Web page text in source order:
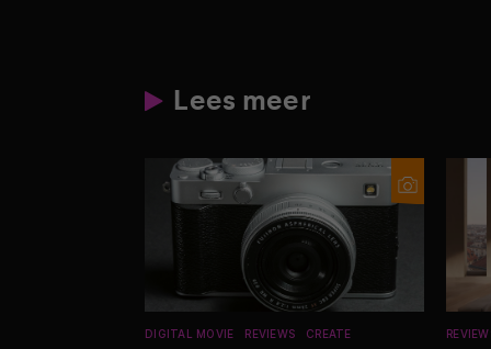
Lees meer
DIGITAL MOVIE REVIEWS CREATE